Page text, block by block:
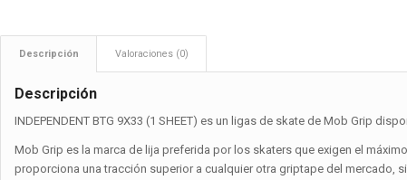
Descripción Valoraciones (0)
Descripción
INDEPENDENT BTG 9X33 (1 SHEET) es un ligas de skate de Mob Grip
Mob Grip es la marca de lija preferida por los skaters que exigen el
proporciona una tracción superior a cualquier otra griptape del mercado,